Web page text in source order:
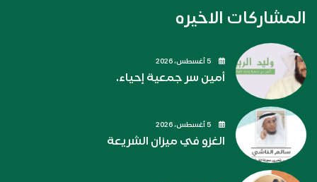
المشاركات الاخيره
أمين سر جمعية إحياء.
الغزو في ميزان الشريعة